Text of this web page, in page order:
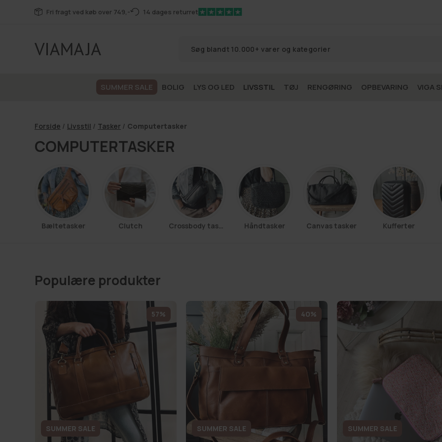
indhold Fri fragt ved køb over 749,- 14 dages returret
SUMMER SALE BOLIG LYS OG LED LIVSSTIL TØJ RENGØRING OPBEVARING VIGA
Forside / Livsstil / Tasker / Computertasker
COMPUTERTASKER
Bæltetasker Clutch Crossbody tasker Håndtasker Canvas tasker Kufferter
Populære produkter
SUMMER SALE
57%
SUMMER SALE
40%
SUMMER SALE